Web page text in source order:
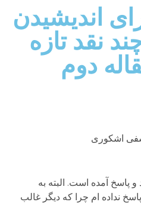
اندیشیدن
نقد تازه
دوم
اشکوری
پاسخ آمده است. البته به
نداده ام چرا که دیگر غالب